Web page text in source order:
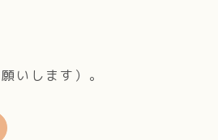
いします）。